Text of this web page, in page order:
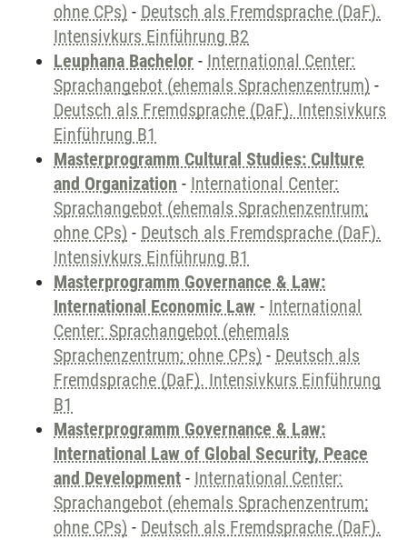
ohne CPs) - Deutsch als Fremdsprache (DaF).
Intensivkurs Einführung B2
Leuphana Bachelor - International Center:
Sprachangebot (ehemals Sprachenzentrum) -
Deutsch als Fremdsprache (DaF). Intensivkurs
Einführung B1
Masterprogramm Cultural Studies: Culture
and Organization - International Center:
Sprachangebot (ehemals Sprachenzentrum;
ohne CPs) - Deutsch als Fremdsprache (DaF).
Intensivkurs Einführung B1
Masterprogramm Governance & Law:
International Economic Law - International
Center: Sprachangebot (ehemals
Sprachenzentrum; ohne CPs) - Deutsch als
Fremdsprache (DaF). Intensivkurs Einführung
B1
Masterprogramm Governance & Law:
International Law of Global Security, Peace
and Development - International Center:
Sprachangebot (ehemals Sprachenzentrum;
ohne CPs) - Deutsch als Fremdsprache (DaF).